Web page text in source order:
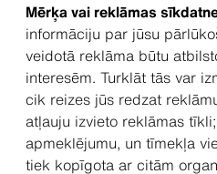
Mērķa vai reklāmas
informāciju par jūsu
veidotā reklāma būtu
interesēm. Turklāt tās var
cik reizes jūs redzat
atļauju izvieto reklāmas
apmeklējumu, un tīmekļa
tiek kopīgota ar citām